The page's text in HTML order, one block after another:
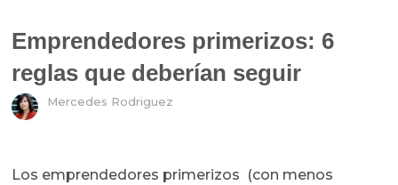
Emprendedores primerizos: 6
reglas que deberían seguir
Mercedes Rodriguez
Los emprendedores primerizos (con menos